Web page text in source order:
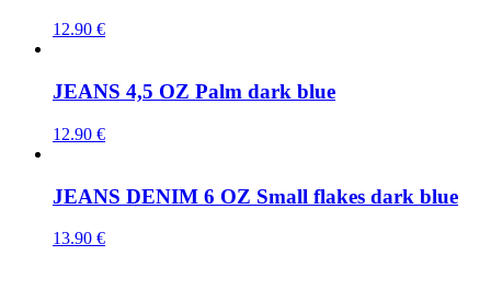
12.90 €
JEANS 4,5 OZ Palm dark blue
12.90 €
JEANS DENIM 6 OZ Small flakes dark blue
13.90 €